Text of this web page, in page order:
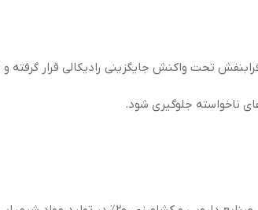
ناخواسته جلوگیری شود.